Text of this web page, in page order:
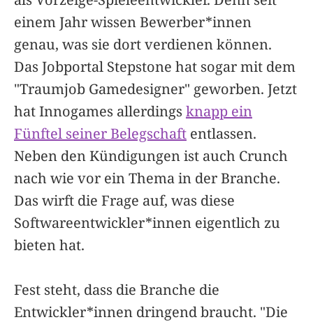
einem Jahr wissen Bewerber*innen
genau, was sie dort verdienen können.
Das Jobportal Stepstone hat sogar mit dem
"Traumjob Gamedesigner" geworben. Jetzt
hat Innogames allerdings knapp ein
Fünftel seiner Belegschaft entlassen.
Neben den Kündigungen ist auch Crunch
nach wie vor ein Thema in der Branche.
Das wirft die Frage auf, was diese
Softwareentwickler*innen eigentlich zu
bieten hat.
Fest steht, dass die Branche die
Entwickler*innen dringend braucht. "Die